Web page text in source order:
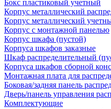
Бокс пластиковый учетный
Корпус металлический
Корпус металлический
Корпус с монтажной панелью
Корпус шкафа (пустой)
Корпуса шкафов заказные
Шкаф распределительный
Корпуса шкафов сборной
Монтажная плата для
Боковая/задняя панель
Дверь/панель управления
Комплектующие